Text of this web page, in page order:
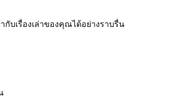
กับเรื่องเล่าของคุณได้อย่างราบรื่น